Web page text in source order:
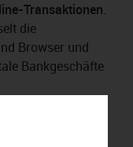
Transaktionen.
die
Browser und
Bankgeschäfte